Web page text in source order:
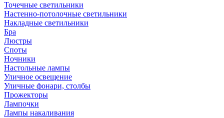
Точечные светильники
Настенно-потолочные светильники
Накладные светильники
Бра
Люстры
Споты
Ночники
Настольные лампы
Уличное освещение
Уличные фонари, столбы
Прожекторы
Лампочки
Лампы накаливания